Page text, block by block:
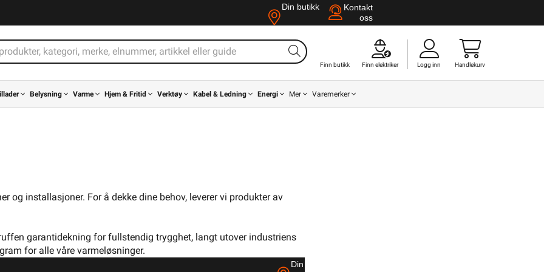
Din butikk
Kontakt
oss
Finn butikk Finn elektriker Logg inn Handlekurv
Belysning Varme Hjem & Fritid Verktøy Kabel & Ledning Energi Mer Varemerker
og installasjoner. For å dekke dine behov, leverer vi produkter av
garantidekning for fullstendig trygghet, langt utover industriens
for alle våre varmeløsninger.
Din butikk